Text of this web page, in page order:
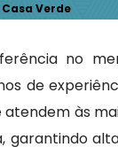
Verde
no
de
às
garantindo